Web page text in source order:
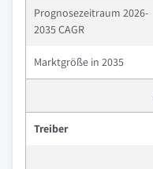
Prognosezeitraum 2026-
2035 CAGR
Marktgröße in 2035
Treiber